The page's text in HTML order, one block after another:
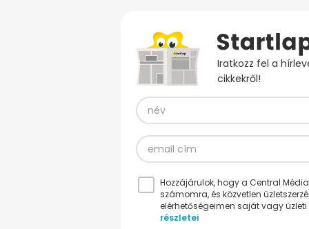
Iratkozz fel a
cikkekről!
Hozzájárulok, hogy a Central
számomra, és közvetlen
elérhetőségeimen saját vagy
részletei